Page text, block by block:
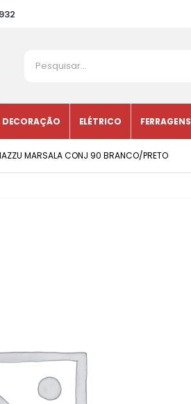
DECORAÇÃO ELÉTRICO FERRAGENS
MARSALA CONJ 90 BRANCO/PRETO